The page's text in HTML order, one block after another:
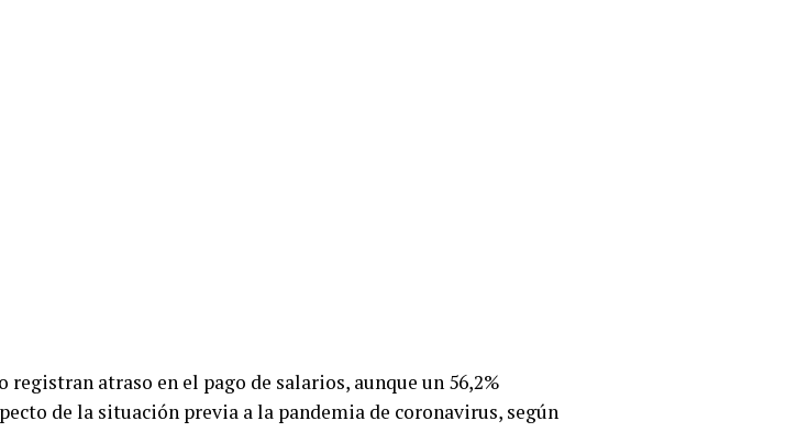
atraso en el pago de salarios, aunque un 56,2%
de la situación previa a la pandemia de coronavirus, según